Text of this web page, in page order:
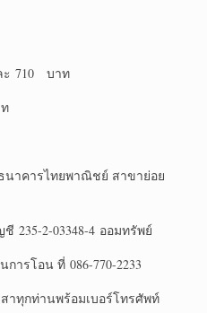
ะ 710 บาท
าคารไทยพาณิชย์ สาขาย่อย
235-2-03348-4 ออมทรัพย์
รโอน ที่ 086-770-2233
าทุกท่านพร้อมเบอร์โทรศัพท์